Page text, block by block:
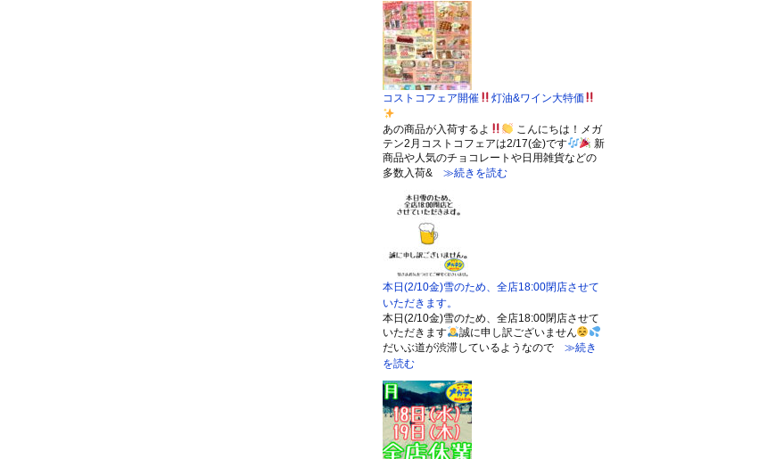
コストコフェア開催 灯油&ワイン大特価
あの商品が入荷するよ
こんにちは！メガ
テン2月コストコフェアは2/17(金)です
新
商品や人気のチョコレートや日用雑貨などの
多数入荷& ≫続きを読む
本日(2/10金)雪のため、全店18:00閉店させて
いただきます。
本日(2/10金)雪のため、全店18:00閉店させて
いただきます
誠に申し訳ございません
だいぶ道が渋滞しているようなので ≫続き
を読む